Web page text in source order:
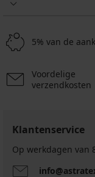
5% van de
Voordelige
verzendkosten
Klantenservice
Op werkdagen van